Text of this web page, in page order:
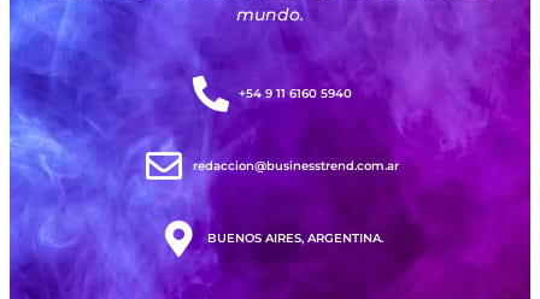
mundo.
+54 9 11 6160 5940
redaccion@businesstrend.com.ar
BUENOS AIRES, ARGENTINA.